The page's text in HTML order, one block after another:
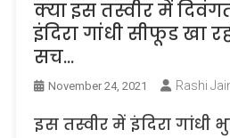
क्या इस तस्वीर में दिवंगत
इंदिरा गांधी सीफूड खा
सच…
November 24, 2021 Rashi
इस तस्वीर में इंदिरा गांधी